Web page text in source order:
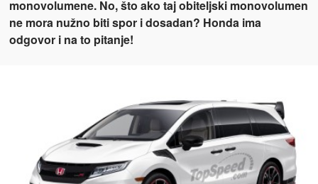
monovolumene. No, što ako taj obiteljski monovolumen
ne mora nužno biti spor i dosadan? Honda ima
odgovor i na to pitanje!